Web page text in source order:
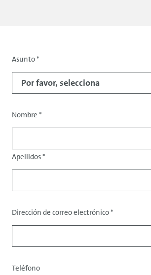
Asunto
Asunto*
Tratamiento
Nombre *
Apellidos*
Datos
de
Dirección de correo electrónico*
Teléfono